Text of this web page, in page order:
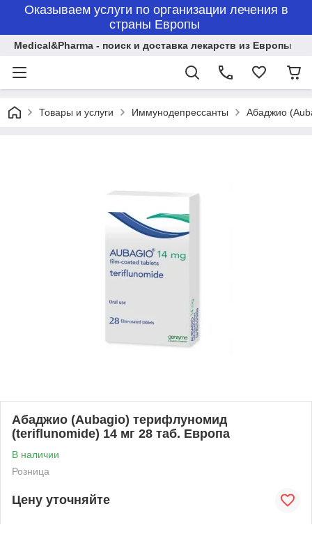
Оказываем услуги по организации лечения в
страны Европы
Medical&Pharma - поиск и доставка лекарств из Европы
Товары и услуги Иммунодепрессанты Абаджио
Абаджио (Aubagio) терифлуномид
(teriflunomide) 14 мг 28 таб. Европа
В наличии
Розница
Цену уточняйте